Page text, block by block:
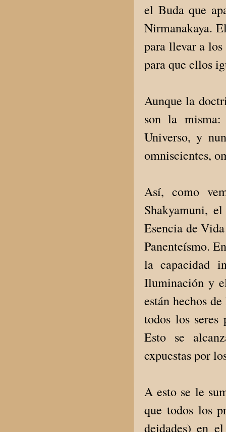
el Buda que
Nirmanakaya.
para llevar a
para que ellos
Aunque la
son la
Universo, y
omniscientes,
Así, como
Shakyamuni,
Esencia de
Panenteísmo.
la capacidad
Iluminación y
están hechos
todos los
Esto se
expuestas por
A esto se le
que todos los
deidades) en